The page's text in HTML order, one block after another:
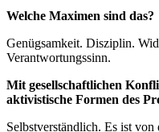
Welche Maximen sind das?
Genügsamkeit. Disziplin.
Verantwortungssinn.
Mit gesellschaftlichen
aktivistische Formen des
Selbstverständlich. Es ist